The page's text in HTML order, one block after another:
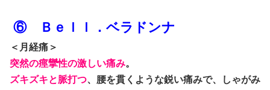
⑥ Ｂｅｌｌ．ベラドンナ
＜月経痛＞
突然の痙攣性の激しい痛み。
ズキズキと脈打つ、腰を貫くような鋭い痛みで、しゃがみ